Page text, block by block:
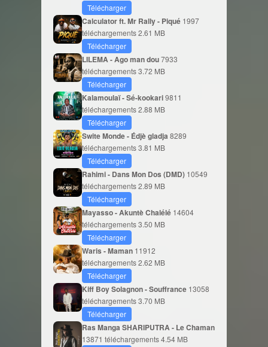
Télécharger
Calculator ft. Mr Rally - Piqué 1997
téléchargements2.61 MB
Télécharger
LILEMA - Ago man dou7933
téléchargements3.72 MB
Télécharger
Kalamoulaï - Sé-kookari9811
téléchargements2.88 MB
Télécharger
Swite Monde - Édjè gladja 8289
téléchargements3.81 MB
Télécharger
Rahimi - Dans Mon Dos (DMD) 10549
téléchargements2.89 MB
Télécharger
Mayasso - Akuntè Chalélé 14604
téléchargements3.50 MB
Télécharger
Waris - Maman 11912
téléchargements2.62 MB
Télécharger
Kiff Boy Solagnon - Souffrance 13058
téléchargements3.70 MB
Télécharger
Ras Manga SHARIPUTRA - Le Chaman
13871 téléchargements4.54 MB